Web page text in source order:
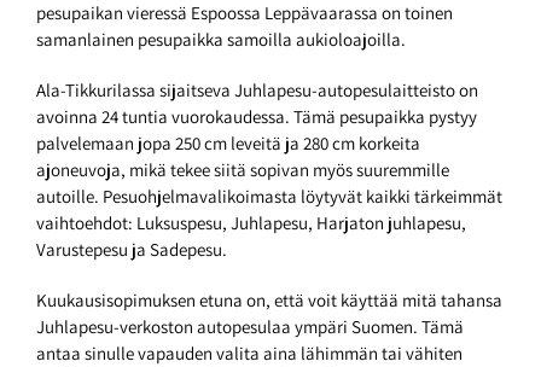
pesupaikan vieressä Espoossa Leppävaarassa on toinen
samanlainen pesupaikka samoilla aukioloajoilla.
Ala-Tikkurilassa sijaitseva Juhlapesu-autopesulaitteisto on
avoinna 24 tuntia vuorokaudessa. Tämä pesupaikka pystyy
palvelemaan jopa 250 cm leveitä ja 280 cm korkeita
ajoneuvoja, mikä tekee siitä sopivan myös suuremmille
autoille. Pesuohjelmavalikoimasta löytyvät kaikki tärkeimmät
vaihtoehdot: Luksuspesu, Juhlapesu, Harjaton juhlapesu,
Varustepesu ja Sadepesu.
Kuukausisopimuksen etuna on, että voit käyttää mitä tahansa
Juhlapesu-verkoston autopesulaa ympäri Suomen. Tämä
antaa sinulle vapauden valita aina lähimmän tai vähiten